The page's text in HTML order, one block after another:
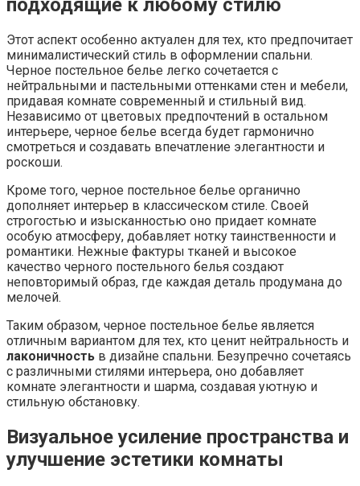
подходящие к любому стилю
Этот аспект особенно актуален для тех, кто предпочитает
минималистический стиль в оформлении спальни.
Черное постельное белье легко сочетается с
нейтральными и пастельными оттенками стен и мебели,
придавая комнате современный и стильный вид.
Независимо от цветовых предпочтений в остальном
интерьере, черное белье всегда будет гармонично
смотреться и создавать впечатление элегантности и
роскоши.
Кроме того, черное постельное белье органично
дополняет интерьер в классическом стиле. Своей
строгостью и изысканностью оно придает комнате
особую атмосферу, добавляет нотку таинственности и
романтики. Нежные фактуры тканей и высокое
качество черного постельного белья создают
неповторимый образ, где каждая деталь продумана до
мелочей.
Таким образом, черное постельное белье является
отличным вариантом для тех, кто ценит нейтральность и
лаконичность в дизайне спальни. Безупречно сочетаясь
с различными стилями интерьера, оно добавляет
комнате элегантности и шарма, создавая уютную и
стильную обстановку.
Визуальное усиление пространства и
улучшение эстетики комнаты